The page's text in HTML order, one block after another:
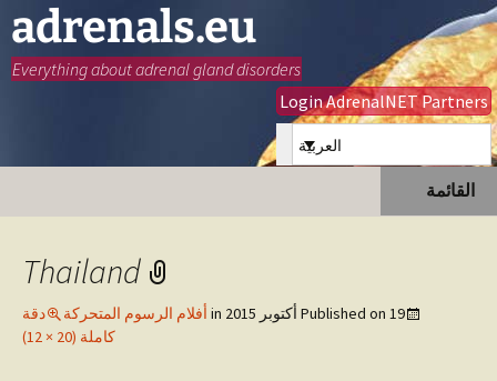
adrenals.eu
Everything about adrenal gland disorders
Login AdrenalNET Partners
العربية
القائمة
البحث
Thailand
Published on 19 أكتوبر 2015 أفلام الرسوم المتحركة
دقة
كاملة (20 × 12)